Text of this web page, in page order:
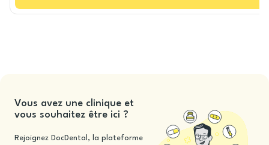
Vous avez une clinique et
vous souhaitez être ici ?
Rejoignez DocDental, la plateforme